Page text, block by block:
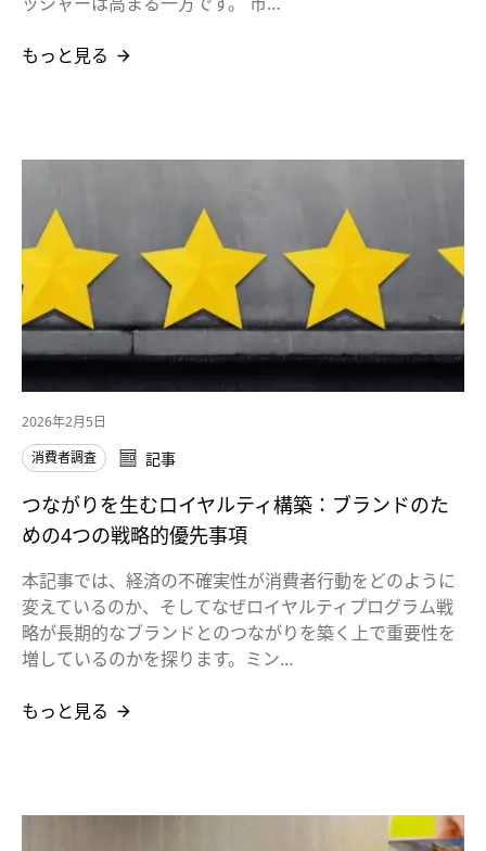
もっと見る
2026年2月5日
消費者調査
記事
つながりを生むロイヤルティ構築：ブランドのた
めの4つの戦略的優先事項
本記事では、経済の不確実性が消費者行動をどのように
変えているのか、そしてなぜロイヤルティプログラム戦
略が長期的なブランドとのつながりを築く上で重要性を
増しているのかを探ります。ミン…
もっと見る